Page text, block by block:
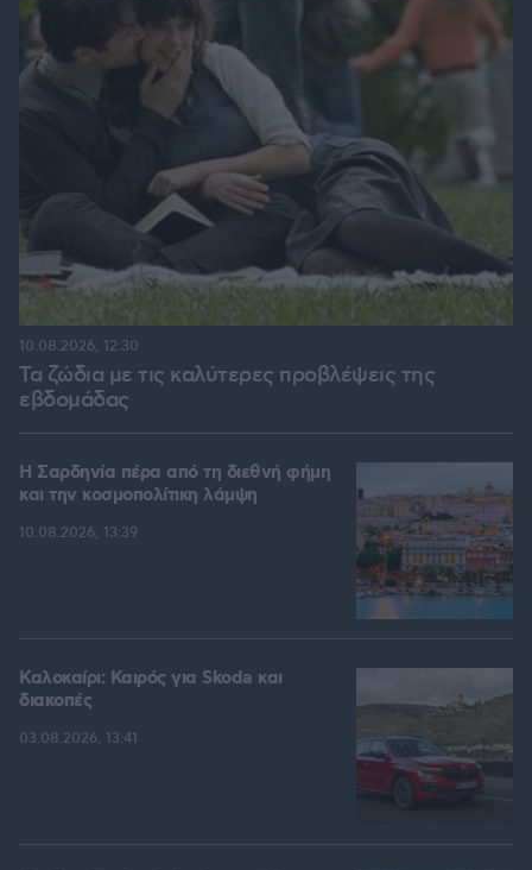
Τα ζώδια με τις καλύτερες προβλέψεις της
εβδομάδας
10.08.2026, 12:30
Η Σαρδηνία πέρα από τη διεθνή φήμη
και την κοσμοπολίτικη λάμψη
10.08.2026, 13:39
Καλοκαίρι: Καιρός για Skoda και
διακοπές
03.08.2026, 13:41